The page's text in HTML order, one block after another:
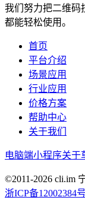
我们努力把二维码
都能轻松使用。
首页
平台介绍
场景应用
行业应用
价格方案
帮助中心
关于我们
电脑端小程序关于
©2011-2026 cli.im
浙ICP备12002384号